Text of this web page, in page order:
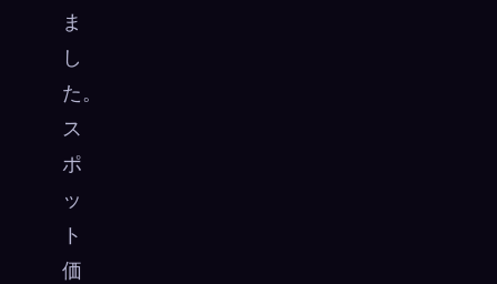
ま
し
た。
ス
ポ
ッ
ト
価